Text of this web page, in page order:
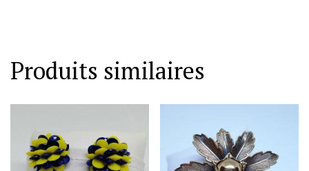
Produits similaires